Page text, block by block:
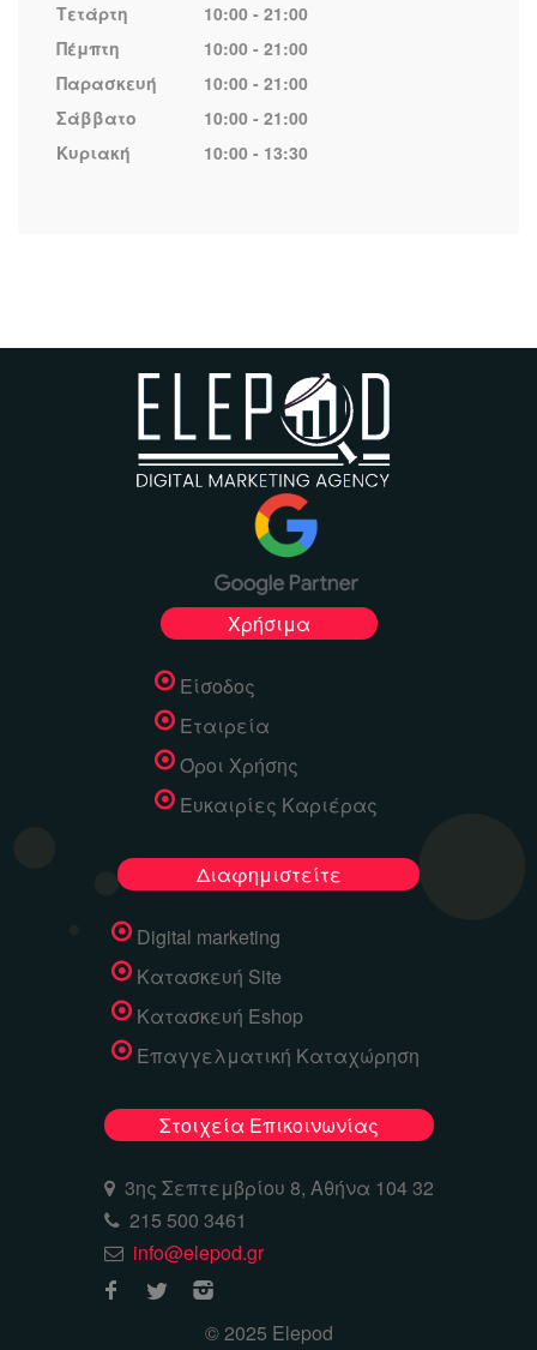
Τετάρτη
10:00 - 21:00
Πέμπτη
10:00 - 21:00
Παρασκευή
10:00 - 21:00
Σάββατο
10:00 - 21:00
Κυριακή
10:00 - 13:30
Χρήσιμα
Είσοδος
Εταιρεία
Όροι Χρήσης
Ευκαιρίες Καριέρας
Διαφημιστείτε
Digital marketing
Κατασκευή Site
Κατασκευή Eshop
Επαγγελματική Καταχώρηση
Στοιχεία Επικοινωνίας
3ης Σεπτεμβρίου 8, Αθήνα 104 32
215 500 3461
info@elepod.gr
© 2025 Elepod